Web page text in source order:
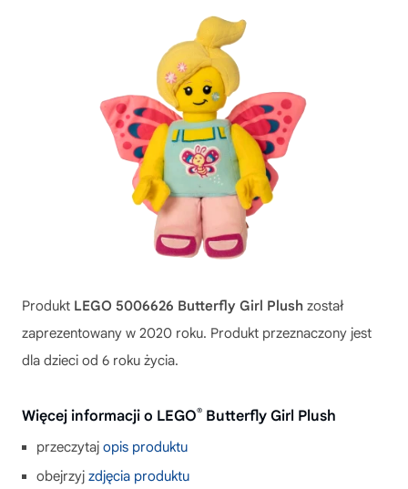
Produkt LEGO 5006626 Butterfly Girl Plush został
zaprezentowany w 2020 roku. Produkt przeznaczony jest
dla dzieci od 6 roku życia.
Więcej informacji o LEGO® Butterfly Girl Plush
przeczytaj opis produktu
obejrzyj zdjęcia produktu